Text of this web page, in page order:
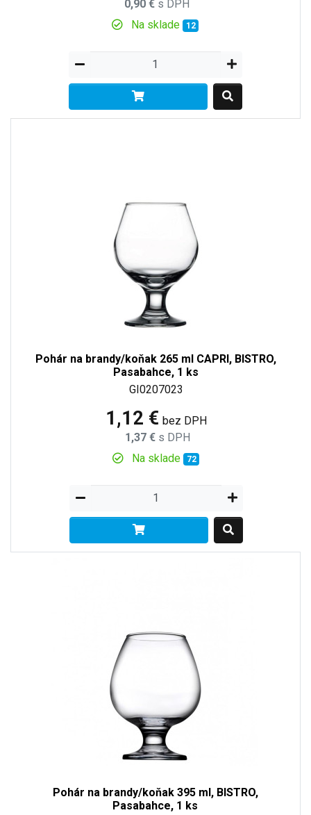
0,90 € s DPH
Na sklade
12
Pohár na brandy/koňak 265 ml CAPRI, BISTRO,
Pasabahce, 1 ks
GI0207023
1,12 € bez DPH
1,37 € s DPH
Na sklade
72
Pohár na brandy/koňak 395 ml, BISTRO,
Pasabahce, 1 ks